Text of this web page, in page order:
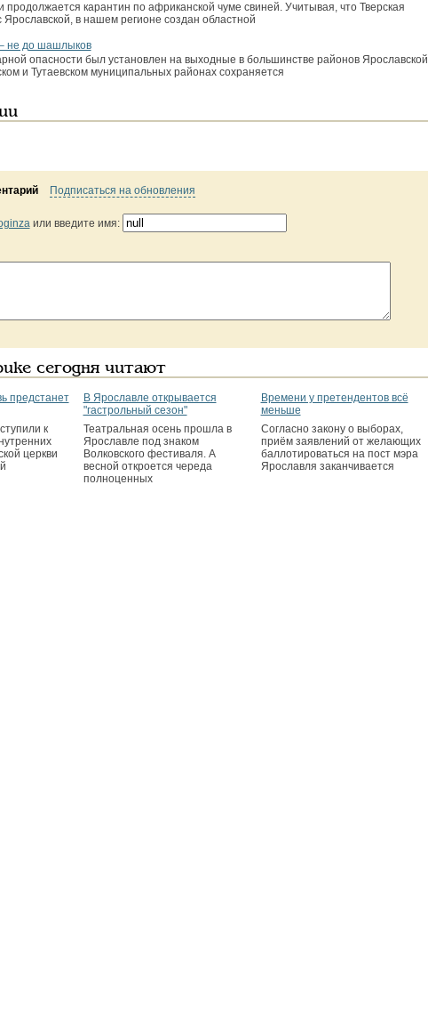
продолжается карантин по африканской чуме свиней. Учитывая, что Тверская
Ярославской, в нашем регионе создан областной
не до шашлыков
опасности был установлен на выходные в большинстве районов Ярославской
и Тутаевском муниципальных районах сохраняется
Подписаться на обновления
или введите имя:
сегодня читают
предстанет
к
церкви
В Ярославле открывается
"гастрольный сезон"
Театральная осень прошла в
Ярославле под знаком
Волковского фестиваля. А
весной откроется череда
полноценных
Времени у претендентов всё
меньше
Согласно закону о выборах,
приём заявлений от желающих
баллотироваться на пост мэра
Ярославля заканчивается